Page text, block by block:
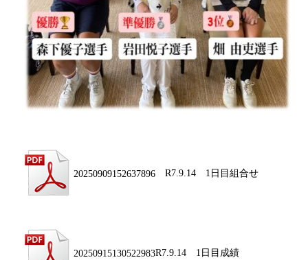
20250909152637896 R7.9.14 1日目組合せ
20250915130522983R7.9.14 1日目成績